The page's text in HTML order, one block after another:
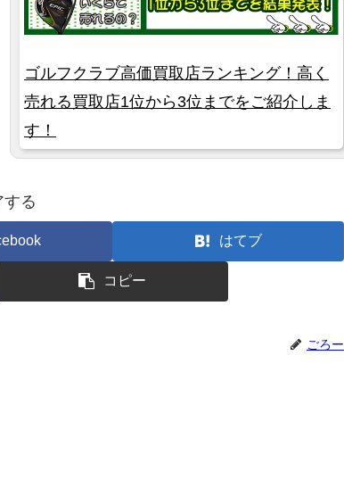
ゴルフクラブ高価買取店ランキング！高く
売れる買取店1位から3位までをご紹介しま
す！
する
はてブ
コピー
ごろー